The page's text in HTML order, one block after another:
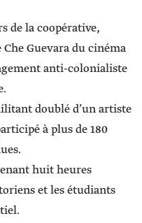
de la coopérative,
Guevara du cinéma
anti-colonialiste
doublé d’un artiste
à plus de 180
huit heures
et les étudiants